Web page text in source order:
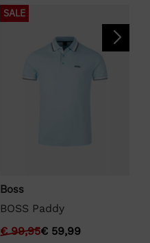
SALE
Boss
BOSS Paddy
€99,95€ 59,99